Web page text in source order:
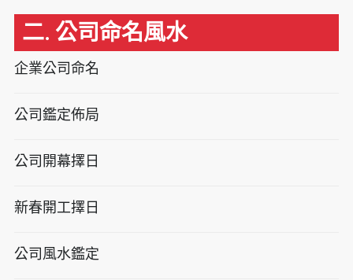
二. 公司命名風水
企業公司命名
公司鑑定佈局
公司開幕擇日
新春開工擇日
公司風水鑑定